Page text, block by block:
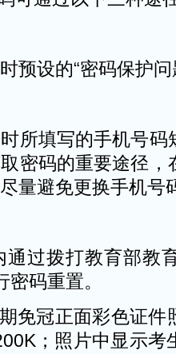
预设的“密码保护
所填写的手机号码
密码的重要途径，
量避免更换手机号
过拨打教育部教
码重置。
免冠正面彩色证件
；照片中显示考